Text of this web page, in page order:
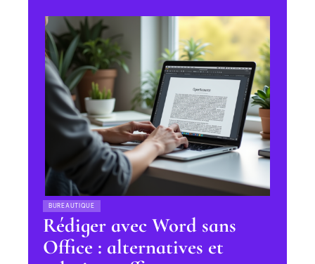
BUREAUTIQUE
Rédiger avec Word sans
Office : alternatives et